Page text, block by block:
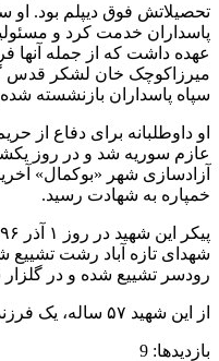
تحصیلاتش فوق دیپلم بود. او
پاسداران خدمت کرد و
عهده داشت که از جمله آنها
میرزاکوچک خان لشکر قدس
سپاه پاسداران بازنشسته شده
او داوطلبانه برای دفاع از
آزادسازی شهر «بوکمال»
خمپاره به شهادت رسید.
شهدای تازه آباد رشت
رودسر تشییع شده و در
از این شهید ۵۷ ساله، یک فرزند پسر و دو دختر به یادگار مانده است
بازدیدها: 9